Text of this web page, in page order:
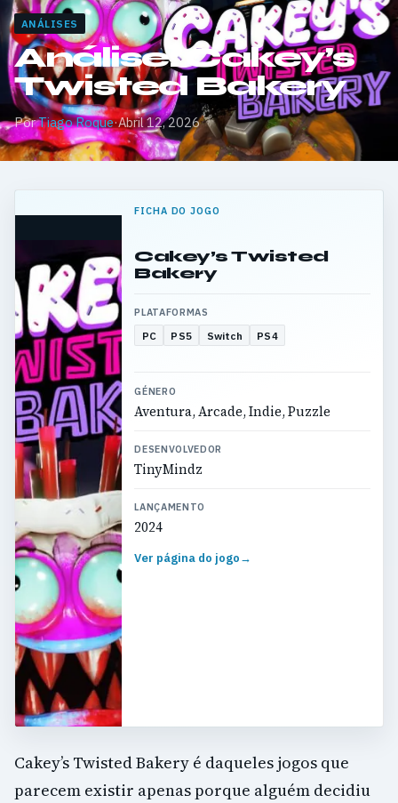
ANÁLISES
Análise: Cakey’s
Twisted Bakery
PorTiago Roque·Abril 12, 2026
FICHA DO JOGO
Cakey’s Twisted
Bakery
PLATAFORMAS
PC PS5 Switch PS4
GÉNERO
Aventura, Arcade, Indie, Puzzle
DESENVOLVEDOR
TinyMindz
LANÇAMENTO
2024
Ver página do jogo→
Cakey’s Twisted Bakery é daqueles jogos que
parecem existir apenas porque alguém decidiu